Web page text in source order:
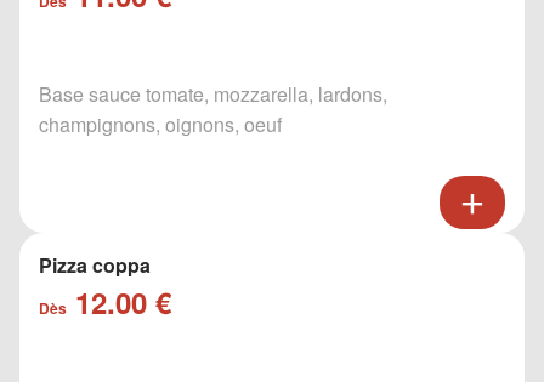
Base sauce tomate, mozzarella, lardons,
champignons, oignons, oeuf
Pizza coppa
Dès 12.00 €